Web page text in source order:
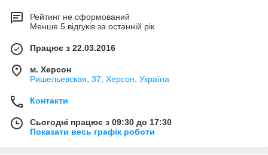
Рейтинг не сформований
Менше 5 відгуків за останній рік
Працює з 22.03.2016
м. Херсон
Ришельевская, 37, Херсон, Україна
Контакти
Сьогодні працює з 09:30 до 17:30
Показати весь графік роботи